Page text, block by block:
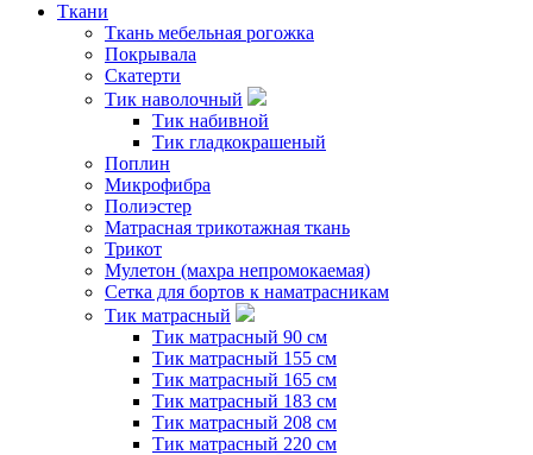
Ткани
Ткань мебельная рогожка
Покрывала
Скатерти
Тик наволочный
Тик набивной
Тик гладкокрашеный
Поплин
Микрофибра
Полиэстер
Матрасная трикотажная ткань
Трикот
Мулетон (махра непромокаемая)
Сетка для бортов к наматрасникам
Тик матрасный
Тик матрасный 90 см
Тик матрасный 155 см
Тик матрасный 165 см
Тик матрасный 183 см
Тик матрасный 208 см
Тик матрасный 220 см